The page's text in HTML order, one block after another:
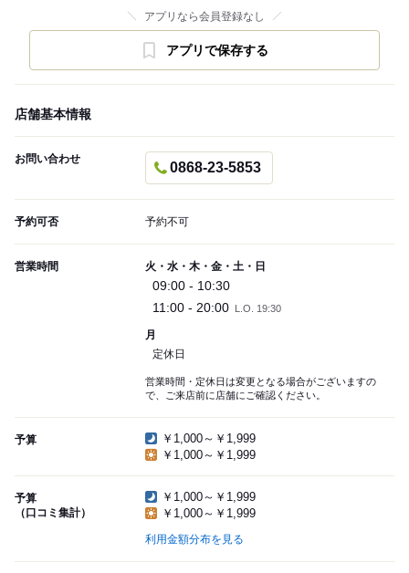
アプリなら会員登録なし
アプリで保存する
店舗基本情報
お問い合わせ
0868-23-5853
予約可否 予約不可
営業時間 火・水・木・金・土・日
09:00 - 10:30
11:00 - 20:00
L.O. 19:30
月
定休日
営業時間・定休日は変更となる場合がございますの
で、ご来店前に店舗にご確認ください。
予算
￥1,000～￥1,999
￥1,000～￥1,999
予算
（口コミ集計）
￥1,000～￥1,999
￥1,000～￥1,999
利用金額分布を見る